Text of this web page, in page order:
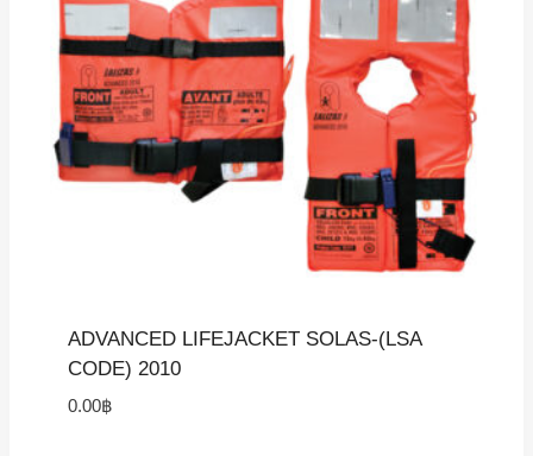
ADVANCED LIFEJACKET SOLAS-(LSA
CODE) 2010
0.00฿